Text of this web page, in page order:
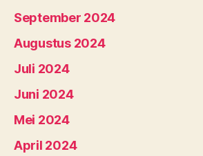
September 2024
Augustus 2024
Juli 2024
Juni 2024
Mei 2024
April 2024